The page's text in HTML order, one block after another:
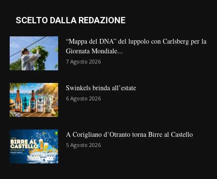
SCELTO DALLA REDAZIONE
“Mappa del DNA” del luppolo con Carlsberg per la
Giornata Mondiale...
7 Agosto 2026
Swinkels brinda all’estate
6 Agosto 2026
A Corigliano d’Otranto torna Birre al Castello
5 Agosto 2026